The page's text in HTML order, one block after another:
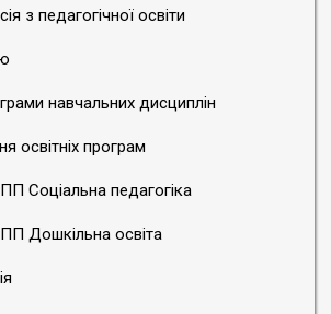
з педагогічної освіти
навчальних дисциплін
освітніх програм
Соціальна педагогіка
Дошкільна освіта